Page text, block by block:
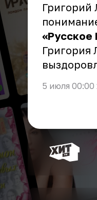
Григорий
«Русское
Григория
5 июля 00:00